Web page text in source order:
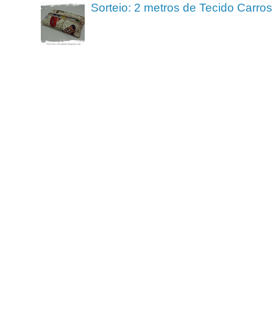
Sorteio: 2 metros de Tecido Carros